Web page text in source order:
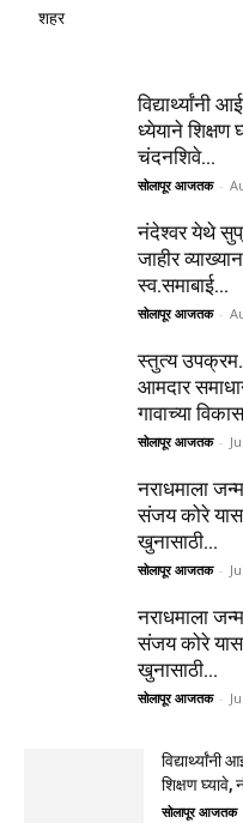
शहर
विद्यार्थ्यांनी
ध्येयाने शिक्षण
चंदनशिवे...
सोलापूर आजतक -
नंदेश्वर येथे
जाहीर
स्व.समाबाई...
सोलापूर आजतक -
स्तुत्य
आमदार
गावाच्या
सोलापूर आजतक -
नराधमाला
संजय कोरे यास
खुनासाठी...
सोलापूर आजतक -
नराधमाला
संजय कोरे यास
खुनासाठी...
सोलापूर आजतक -
शिक्षण
सोलापूर आजतक